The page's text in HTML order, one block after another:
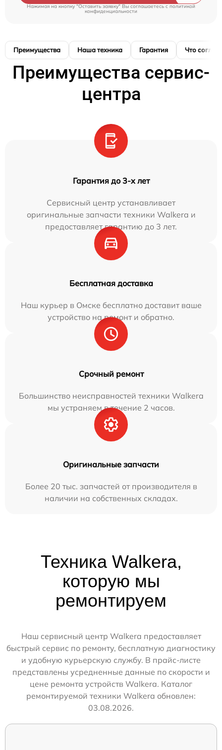
Нажимая на кнопку "Оставить заявку" Вы соглашаетесь cполитикой
конфиденциальности
Преимущества Наша техника Гарантия Что
Преимущества сервис-
центра
Гарантия до 3-х лет
Сервисный центр устанавливает
оригинальные запчасти техники Walkera и
предоставляет гарантию до 3 лет.
Бесплатная доставка
Наш курьер в Омске бесплатно доставит ваше
устройство на ремонт и обратно.
Срочный ремонт
Большинство неисправностей техники Walkera
мы устраняем в течение 2 часов.
Оригинальные запчасти
Более 20 тыс. запчастей от производителя в
наличии на собственных складах.
Техника Walkera,
которую мы
ремонтируем
Наш сервисный центр Walkera предоставляет
быстрый сервис по ремонту, бесплатную диагностику
и удобную курьерскую службу. В прайс-листе
представлены усредненные данные по скорости и
цене ремонта устройств Walkera. Каталог
ремонтируемой техники Walkera обновлен:
03.08.2026.